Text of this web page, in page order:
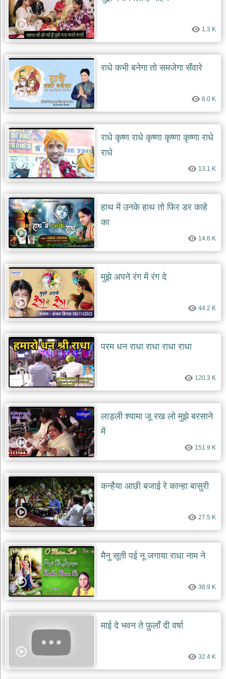
1.3 K
राधे कभी बनेगा तो समजेगा सँवारे
8.0 K
राधे कृष्ण राधे कृष्णा कृष्णा कृष्णा राधे
राधे
13.1 K
हाथ में उनके हाथ तो फिर डर काहे
का
14.6 K
मुझे अपने रंग में रंग दे
44.2 K
परम धन राधा राधा राधा राधा
120.3 K
लाड़ली श्यामा जू रख लो मुझे बरसाने
में
151.9 K
कन्हैया आछी बजाई रे कान्हा बासुरी
27.5 K
मैनु सूती पई नू जगाया राधा नाम ने
38.9 K
माई दे भवन ते फ़ुलाँ दी वर्षा
32.4 K